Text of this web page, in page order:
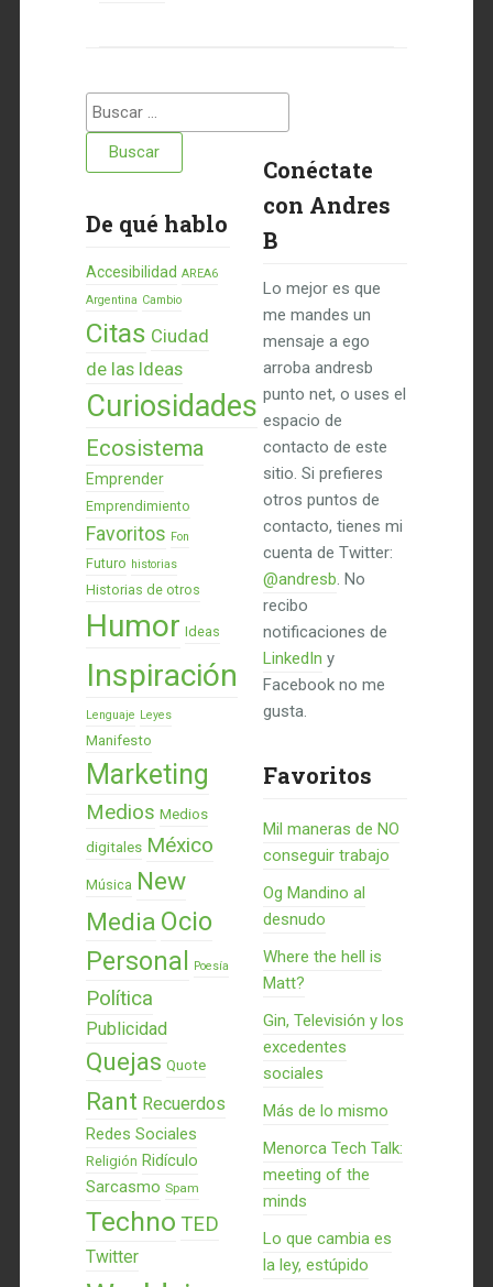
Buscar:
De qué hablo
Accesibilidad AREA6
Argentina Cambio
Citas Ciudad
de las Ideas
Curiosidades
Ecosistema
Emprender
Emprendimiento
Favoritos Fon
Futuro historias
Historias de otros
Humor Ideas
Inspiración
Lenguaje Leyes
Manifesto
Marketing
Medios Medios
digitales México
Música New
Media Ocio
Personal Poesía
Política
Publicidad
Quejas Quote
Rant Recuerdos
Redes Sociales
Religión Ridículo
Sarcasmo Spam
Techno TED
Twitter
Conéctate
con Andres
B
Lo mejor es que
me mandes un
mensaje a ego
arroba andresb
punto net, o uses el
espacio de
contacto de este
sitio. Si prefieres
otros puntos de
contacto, tienes mi
cuenta de Twitter:
@andresb. No
recibo
notificaciones de
LinkedIn y
Facebook no me
gusta.
Favoritos
Mil maneras de NO
conseguir trabajo
Og Mandino al
desnudo
Where the hell is
Matt?
Gin, Televisión y los
excedentes
sociales
Más de lo mismo
Menorca Tech Talk:
meeting of the
minds
Lo que cambia es
la ley, estúpido